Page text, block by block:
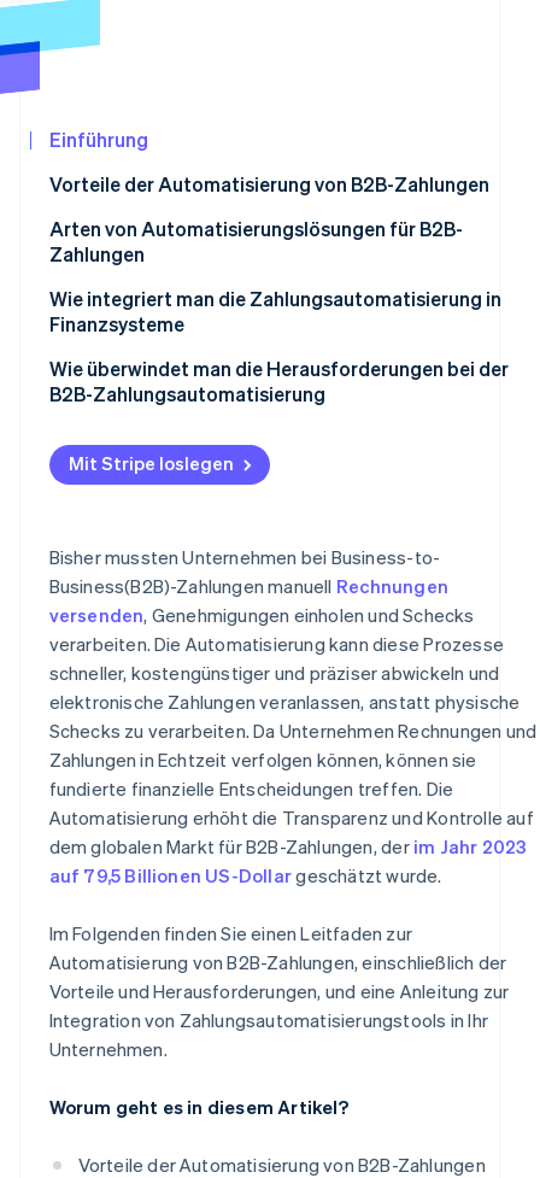
Betrugsprävention
Atlas
Online-Identitätsprüfung
Stripe-Sessions 2026
Jetzt ansehen
Einführung
Vorteile der Automatisierung von B2B-Zahlungen
Arten von Automatisierungslösungen für B2B-
Zahlungen
Wie integriert man die Zahlungsautomatisierung in
Finanzsysteme
Wie überwindet man die Herausforderungen bei der
B2B-Zahlungsautomatisierung
Change Management
Kosten
Compliance
Mit Stripe loslegen
Bisher mussten Unternehmen bei Business-to-
Business(B2B)-Zahlungen manuell Rechnungen
versenden, Genehmigungen einholen und Schecks
verarbeiten. Die Automatisierung kann diese Prozesse
schneller, kostengünstiger und präziser abwickeln und
elektronische Zahlungen veranlassen, anstatt physische
Schecks zu verarbeiten. Da Unternehmen Rechnungen und
Zahlungen in Echtzeit verfolgen können, können sie
fundierte finanzielle Entscheidungen treffen. Die
Automatisierung erhöht die Transparenz und Kontrolle auf
dem globalen Markt für B2B-Zahlungen, der im Jahr 2023
auf 79,5 Billionen US-Dollargeschätzt wurde.
Im Folgenden finden Sie einen Leitfaden zur
Automatisierung von B2B-Zahlungen, einschließlich der
Vorteile und Herausforderungen, und eine Anleitung zur
Integration von Zahlungsautomatisierungstools in Ihr
Unternehmen.
Worum geht es in diesem Artikel?
Vorteile der Automatisierung von B2B-Zahlungen